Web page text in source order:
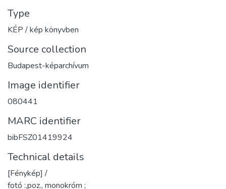
Type
KÉP / kép könyvben
Source collection
Budapest-képarchívum
Image identifier
080441
MARC identifier
bibFSZ01419924
Technical details
[Fénykép] /
fotó :,poz., monokróm ;